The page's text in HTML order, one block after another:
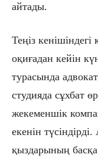
айтады.
Теңіз
оқиғадан кейін
турасында
студияда сұхбат
жекеменшік
екенін
қыздарының басқа